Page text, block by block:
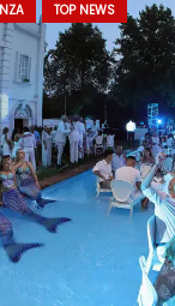
TOP NEWS